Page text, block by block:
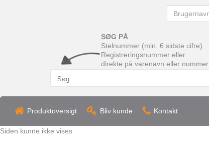
SØG PÅ
Stelnummer (min. 6 sidste cifre)
Registreringsnummer eller
direkte på varenavn eller nummer
Produktoversigt Bliv kunde Kontakt
Siden kunne ikke vises